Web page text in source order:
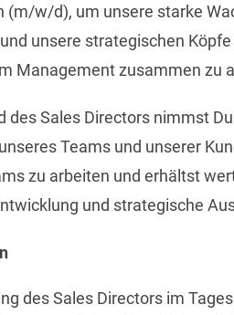
(m/w/d), um unsere starke
unsere strategischen
Management zusammen zu
des Sales Directors nimmst
Teams und unserer
zu arbeiten und erhältst
und strategische
des Sales Directors im